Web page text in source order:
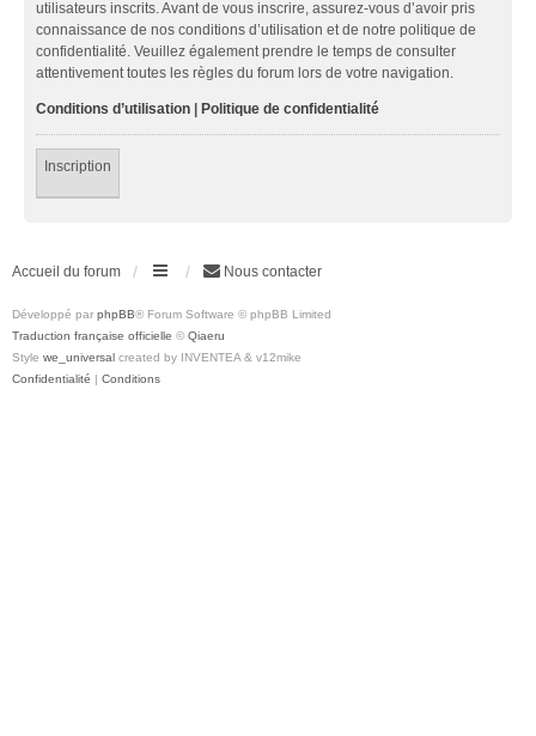
utilisateurs inscrits. Avant de vous inscrire, assurez-vous d’avoir pris
connaissance de nos conditions d’utilisation et de notre politique de
confidentialité. Veuillez également prendre le temps de consulter
attentivement toutes les règles du forum lors de votre navigation.
Conditions d’utilisation | Politique de confidentialité
Inscription
Accueil du forum Nous contacter
Développé par phpBB® Forum Software © phpBB Limited
Traduction française officielle © Qiaeru
Style we_universal created by INVENTEA & v12mike
Confidentialité | Conditions